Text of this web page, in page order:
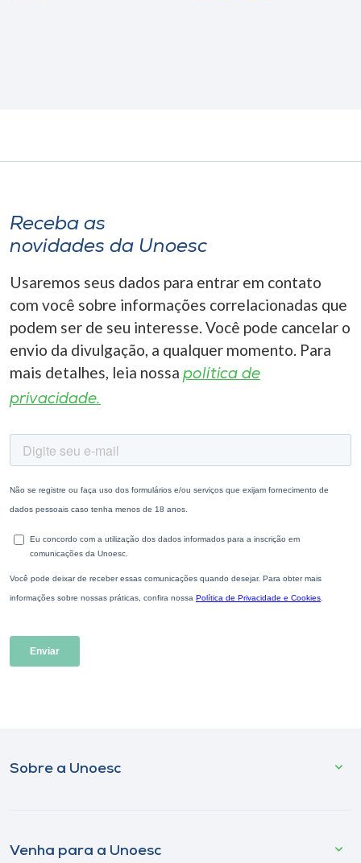
Receba as
novidades da Unoesc
Usaremos seus dados para entrar em contato
com você sobre informações correlacionadas que
podem ser de seu interesse. Você pode cancelar o
envio da divulgação, a qualquer momento. Para
mais detalhes, leia nossa política de
privacidade.
Sobre a Unoesc
Venha para a Unoesc